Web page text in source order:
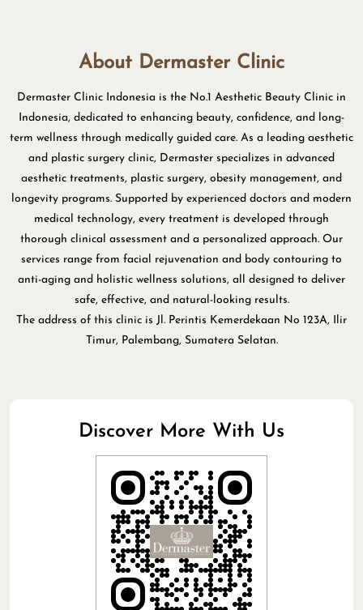
About Dermaster Clinic
Dermaster Clinic Indonesia is the No.1 Aesthetic Beauty Clinic in
Indonesia, dedicated to enhancing beauty, confidence, and long-
term wellness through medically guided care. As a leading aesthetic
and plastic surgery clinic, Dermaster specializes in advanced
aesthetic treatments, plastic surgery, obesity management, and
longevity programs. Supported by experienced doctors and modern
medical technology, every treatment is developed through
thorough clinical assessment and a personalized approach. Our
services range from facial rejuvenation and body contouring to
anti-aging and holistic wellness solutions, all designed to deliver
safe, effective, and natural-looking results.
The address of this clinic is Jl. Perintis Kemerdekaan No 123A, Ilir
Timur, Palembang, Sumatera Selatan.
Discover More With Us